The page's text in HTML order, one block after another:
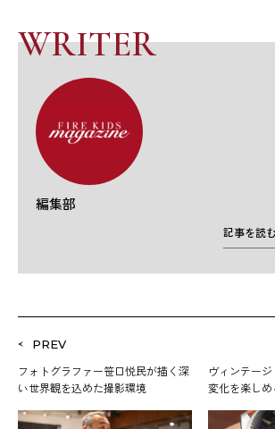
WRITER
編集部
記事を読む
PREV
フォトグラファー笹口悦民が描く深
い世界観を込めた撮影環境
ヴィンテー
変化を楽しめ